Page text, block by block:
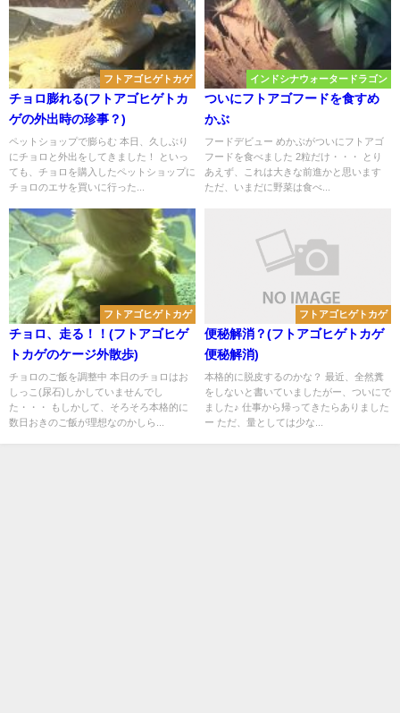
フトアゴヒゲトカゲ
チョロ膨れる(フトアゴヒゲトカ
ゲの外出時の珍事？)
ペットショップで膨らむ 本日、久しぶり
にチョロと外出をしてきました！ といっ
ても、チョロを購入したペットショップに
チョロのエサを買いに行った...
インドシナウォータードラゴン
ついにフトアゴフードを食すめ
かぶ
フードデビュー めかぶがついにフトアゴ
フードを食べました 2粒だけ・・・ とり
あえず、これは大きな前進かと思います
ただ、いまだに野菜は食べ...
フトアゴヒゲトカゲ
チョロ、走る！！(フトアゴヒゲ
トカゲのケージ外散歩)
チョロのご飯を調整中 本日のチョロはお
しっこ(尿石)しかしていませんでし
た・・・ もしかして、そろそろ本格的に
数日おきのご飯が理想なのかしら...
フトアゴヒゲトカゲ
便秘解消？(フトアゴヒゲトカゲ
便秘解消)
本格的に脱皮するのかな？ 最近、全然糞
をしないと書いていましたがー、ついにで
ました♪ 仕事から帰ってきたらありました
ー ただ、量としては少な...